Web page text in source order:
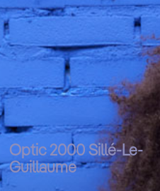
Optic 2000 Sillé-Le-
Guillaume